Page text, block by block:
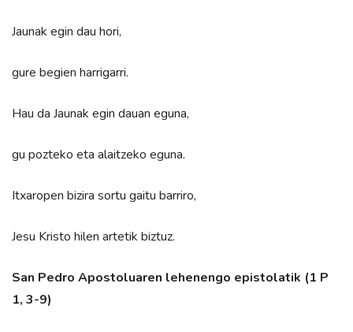
Jaunak egin dau hori,
gure begien harrigarri.
Hau da Jaunak egin dauan eguna,
gu pozteko eta alaitzeko eguna.
Itxaropen bizira sortu gaitu barriro,
Jesu Kristo hilen artetik biztuz.
San Pedro Apostoluaren lehenengo epistolatik (1 P
1, 3-9)